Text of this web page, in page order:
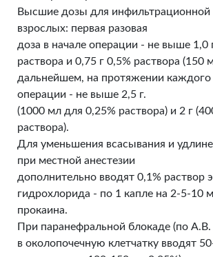
Высшие дозы для инфильтрационной
взрослых: первая разовая
доза в начале операции - не выше 1,0
раствора и 0,75 г 0,5% раствора (150
дальнейшем, на протяжении каждого
операции - не выше 2,5 г.
(1000 мл для 0,25% раствора) и 2 г
раствора).
Для уменьшения всасывания и
при местной анестезии
дополнительно вводят 0,1% раствор
гидрохлорида - по 1 капле на 2-5-10
прокаина.
При паранефральной блокаде (по
в околопочечную клетчатку вводят